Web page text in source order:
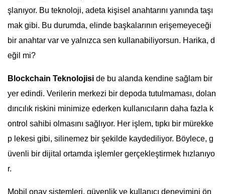
şlanıyor. Bu teknoloji, adeta kişisel anahtarını yanında taşı
mak gibi. Bu durumda, elinde başkalarının erişemeyeceği
bir anahtar var ve yalnızca sen kullanabiliyorsun. Harika, d
eğil mi?
Blockchain Teknolojisi de bu alanda kendine sağlam bir
yer edindi. Verilerin merkezi bir depoda tutulmaması, dolan
dırıcılık riskini minimize ederken kullanıcıların daha fazla k
ontrol sahibi olmasını sağlıyor. Her işlem, tıpkı bir mürekke
p lekesi gibi, silinemez bir şekilde kaydediliyor. Böylece, g
üvenli bir dijital ortamda işlemler gerçekleştirmek hızlanıyo
r.
Mobil onay sistemleri, güvenlik ve kullanıcı deneyimini ön